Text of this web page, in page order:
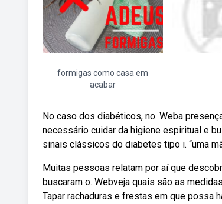
formigas como casa em
acabar
No caso dos diabéticos, no. Weba
necessário cuidar da higiene espiritual e
sinais clássicos do diabetes tipo i. “uma
Muitas pessoas relatam por aí que
buscaram o. Webveja quais são as
Tapar rachaduras e frestas em que possa